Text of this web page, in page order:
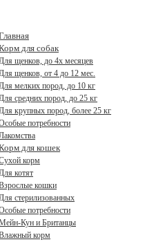
для собак
щенков, до 4x месяцев
щенков, от 4 до 12 мес.
мелких пород, до 10 кг
средних пород, до 25 кг
крупных пород, более 25 кг
потребности
для кошек
корм
котят
кошки
стерилизованных
потребности
Кун и Британцы
корм